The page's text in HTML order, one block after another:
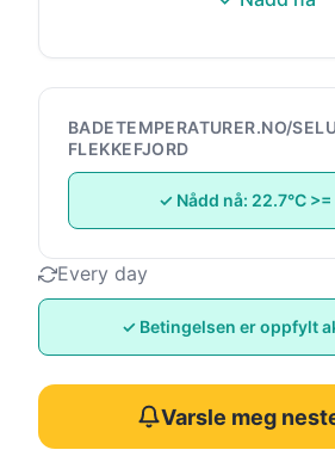
BADETEMPERATURER.NO/
FLEKKEFJORD
✓ Nådd nå: 22.7°C >=
Every day
✓ Betingelsen er oppfylt
Varsle meg